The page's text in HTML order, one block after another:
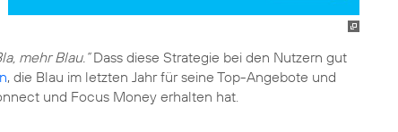
mehr Blau.“Dass diese Strategie bei den Nutzern gut
, die Blau im letzten Jahr für seine Top-Angebote und
und Focus Money erhalten hat.